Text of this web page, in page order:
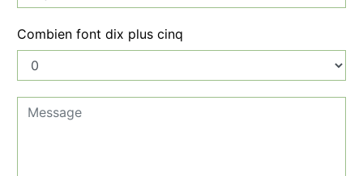
Combien font dix plus cinq